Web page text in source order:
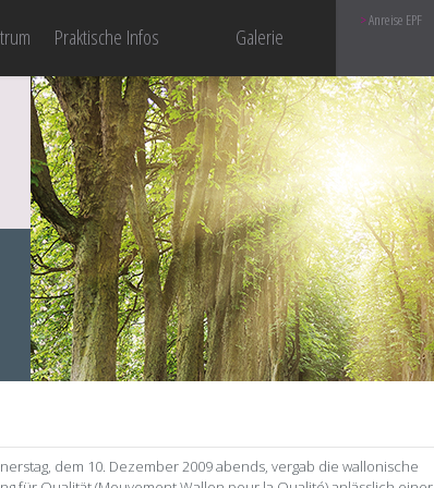
Praktische Infos Galerie
Anreise EPF
dem 10. Dezember 2009 abends, vergab die wallonische